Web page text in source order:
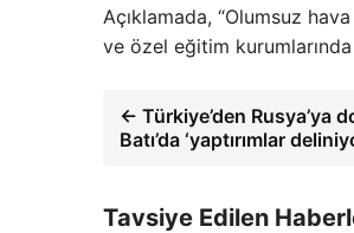
Açıklamada, “Olumsuz
ve özel eğitim
← Türkiye’den Rusya’ya
Batı’da ‘yaptırımlar
Tavsiye Edilen